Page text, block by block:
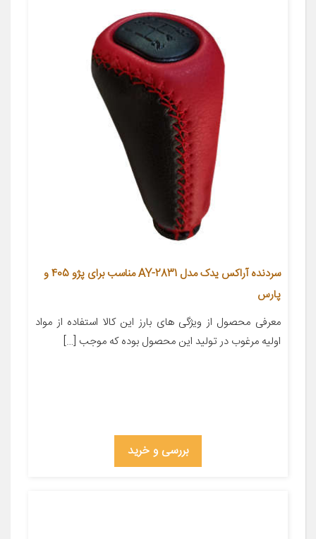
سردنده آراکس یدک مدل AY-2831 مناسب برای پژو 405 و
پارس
معرفی محصول از ویژگی های بارز این کالا استفاده از مواد
اولیه مرغوب در تولید این محصول بوده که موجب […]
بررسی و خرید